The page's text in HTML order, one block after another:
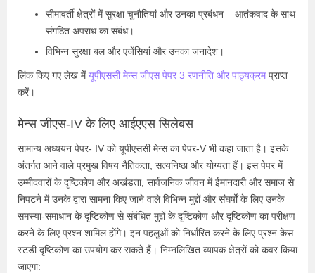
सीमावर्ती क्षेत्रों में सुरक्षा चुनौतियां और उनका प्रबंधन – आतंकवाद के साथ
संगठित अपराध का संबंध।
विभिन्न सुरक्षा बल और एजेंसियां ​​और उनका जनादेश।
लिंक किए गए लेख मेंयूपीएससी मेन्स जीएस पेपर 3 रणनीति और पाठ्यक्रमप्राप्त
करें।
मेन्स जीएस-IV के लिए आईएएस सिलेबस
सामान्य अध्ययन पेपर- IV को यूपीएससी मेन्स का पेपर-V भी कहा जाता है। इसके
अंतर्गत आने वाले प्रमुख विषय नैतिकता, सत्यनिष्ठा और योग्यता हैं। इस पेपर में
उम्मीदवारों के दृष्टिकोण और अखंडता, सार्वजनिक जीवन में ईमानदारी और समाज से
निपटने में उनके द्वारा सामना किए जाने वाले विभिन्न मुद्दों और संघर्षों के लिए उनके
समस्या-समाधान के दृष्टिकोण से संबंधित मुद्दों के दृष्टिकोण और दृष्टिकोण का परीक्षण
करने के लिए प्रश्न शामिल होंगे। इन पहलुओं को निर्धारित करने के लिए प्रश्न केस
स्टडी दृष्टिकोण का उपयोग कर सकते हैं। निम्नलिखित व्यापक क्षेत्रों को कवर किया
जाएगा: